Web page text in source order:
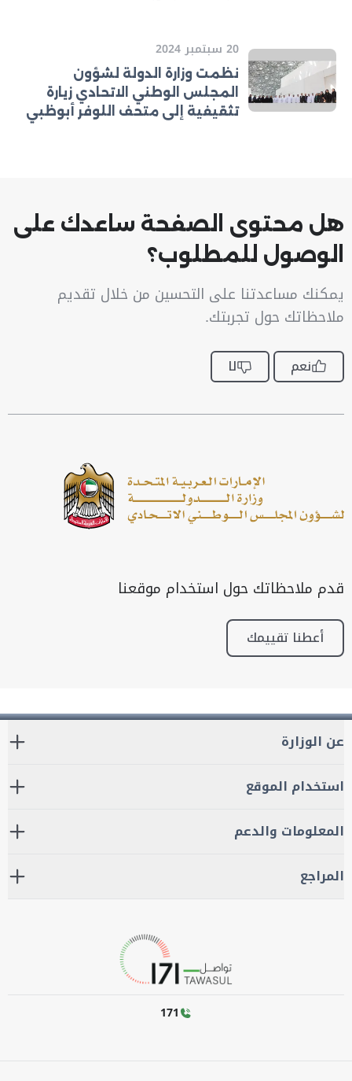
20 سبتمبر 2024
نظمت وزارة الدولة لشؤون
المجلس الوطني الاتحادي زيارة
تثقيفية إلى متحف اللوفر أبوظبي
هل محتوى الصفحة ساعدك على
الوصول للمطلوب؟
يمكنك مساعدتنا على التحسين من خلال تقديم
ملاحظاتك حول تجربتك.
نعم لا
قدم ملاحظاتك حول استخدام موقعنا
أعطنا تقييمك
عن الوزارة
استخدام الموقع
المعلومات والدعم
المراجع
171